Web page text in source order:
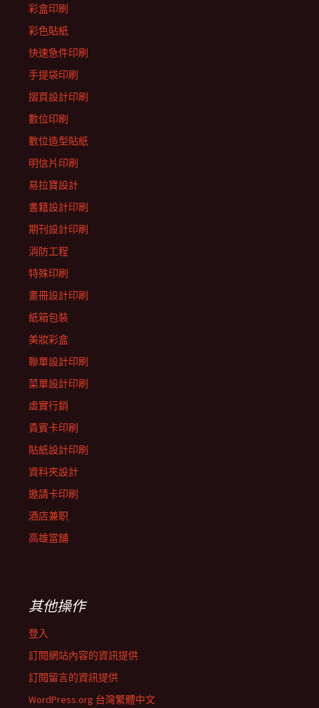
彩盒印刷
彩色貼紙
快速急件印刷
手提袋印刷
摺頁設計印刷
數位印刷
數位造型貼紙
明信片印刷
易拉寶設計
書籍設計印刷
期刊設計印刷
消防工程
特殊印刷
畫冊設計印刷
紙箱包裝
美妝彩盒
聯單設計印刷
菜單設計印刷
虛實行銷
貴賓卡印刷
貼紙設計印刷
資料夾設計
邀請卡印刷
酒店兼职
高雄當舖
其他操作
登入
訂閱網站內容的資訊提供
訂閱留言的資訊提供
WordPress.org 台灣繁體中文